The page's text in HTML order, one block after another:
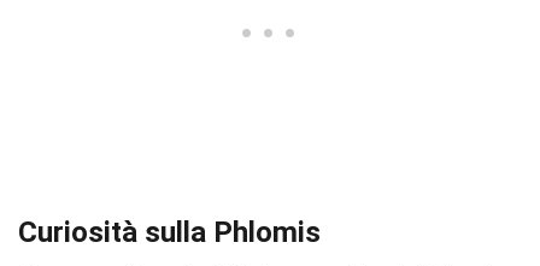
Curiosità sulla Phlomis